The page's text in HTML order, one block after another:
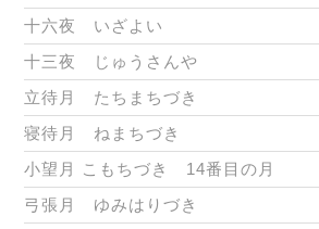
十六夜 いざよい
十三夜 じゅうさんや
立待月 たちまちづき
寝待月 ねまちづき
小望月 こもちづき 14番目の月
弓張月 ゆみはりづき